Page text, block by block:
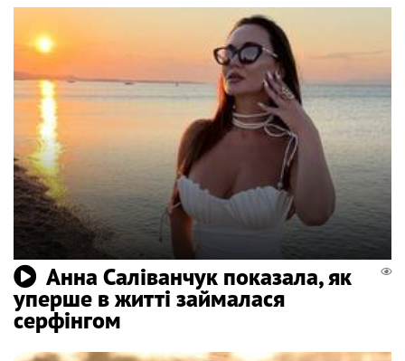
Анна Саліванчук показала, як
уперше в житті займалася
серфінгом